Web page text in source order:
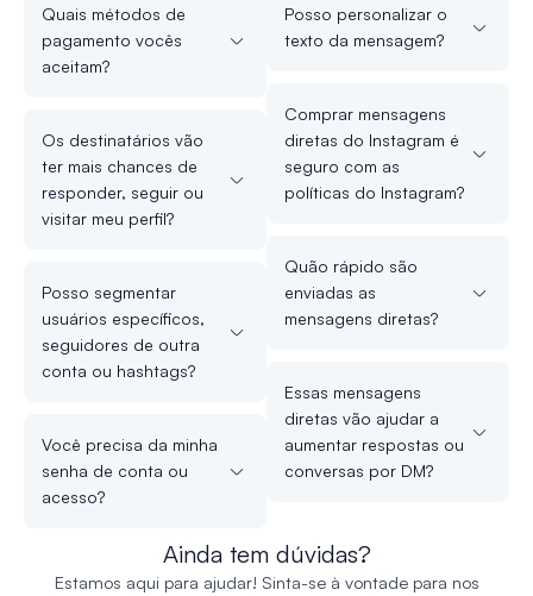
Quais métodos de
pagamento vocês
aceitam?
Os destinatários vão
ter mais chances de
responder, seguir ou
visitar meu perfil?
Posso segmentar
usuários específicos,
seguidores de outra
conta ou hashtags?
Você precisa da minha
senha de conta ou
acesso?
Posso personalizar o
texto da mensagem?
Comprar mensagens
diretas do Instagram é
seguro com as
políticas do Instagram?
Quão rápido são
enviadas as
mensagens diretas?
Essas mensagens
diretas vão ajudar a
aumentar respostas ou
conversas por DM?
Ainda tem dúvidas?
Estamos aqui para ajudar! Sinta-se à vontade para nos